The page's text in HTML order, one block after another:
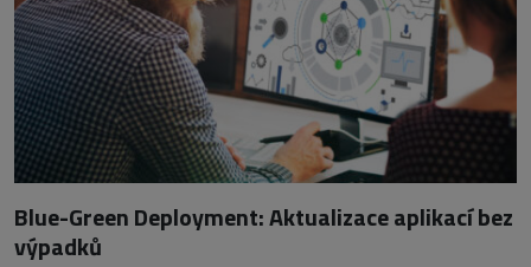
Blue-Green Deployment: Aktualizace aplikací bez
výpadků